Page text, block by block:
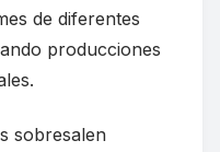
de diferentes
producciones
sobresalen